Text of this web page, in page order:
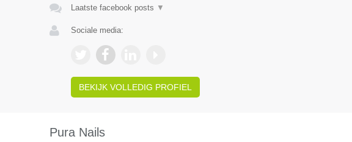
Laatste facebook posts ▼
Sociale media:
BEKIJK VOLLEDIG PROFIEL
Pura Nails